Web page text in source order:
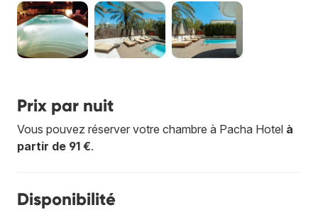
Prix par nuit
Vous pouvez réserver votre chambre à Pacha Hotel à
partir de 91 €.
Disponibilité